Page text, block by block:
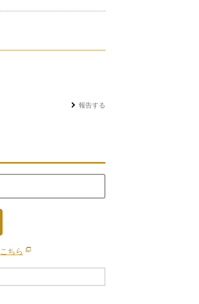
報告する
こちら 別のウィンドウで開きます。